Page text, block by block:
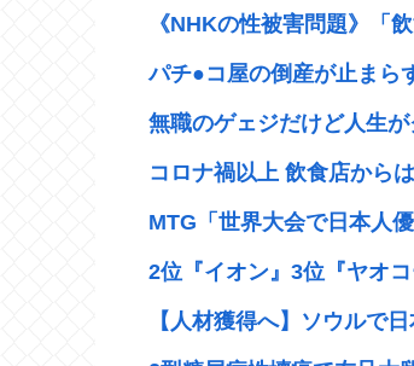
《NHKの性被害問題》「
パチ●コ屋の倒産が止まら
無職のゲェジだけど人生
コロナ禍以上 飲食店から
MTG「世界大会で日本人
2位『イオン』3位『ヤオ
【人材獲得へ】ソウルで